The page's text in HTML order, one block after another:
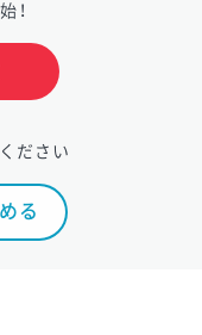
！
ださい
る